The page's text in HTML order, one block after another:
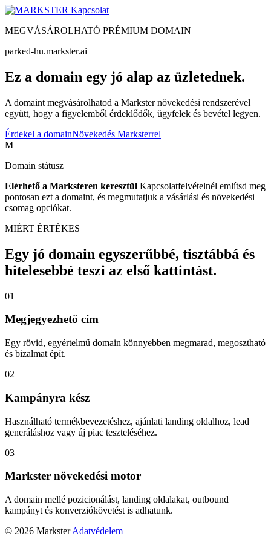
Kapcsolat
MEGVÁSÁROLHATÓ PRÉMIUM DOMAIN
parked-hu.markster.ai
Ez a domain egy jó alap az üzletednek.
A domaint megvásárolhatod a Markster növekedési rendszerével
együtt, hogy a figyelemből érdeklődők, ügyfelek és bevétel legyen.
Érdekel a domainNövekedés Marksterrel
M
Domain státusz
Elérhető a Marksteren keresztül Kapcsolatfelvételnél említsd meg
pontosan ezt a domaint, és megmutatjuk a vásárlási és növekedési
csomag opciókat.
MIÉRT ÉRTÉKES
Egy jó domain egyszerűbbé, tisztábbá és
hitelesebbé teszi az első kattintást.
01
Megjegyezhető cím
Egy rövid, egyértelmű domain könnyebben megmarad, megosztható
és bizalmat épít.
02
Kampányra kész
Használható termékbevezetéshez, ajánlati landing oldalhoz, lead
generáláshoz vagy új piac teszteléséhez.
03
Markster növekedési motor
A domain mellé pozicionálást, landing oldalakat, outbound
kampányt és konverziókövetést is adhatunk.
© 2026 Markster Adatvédelem